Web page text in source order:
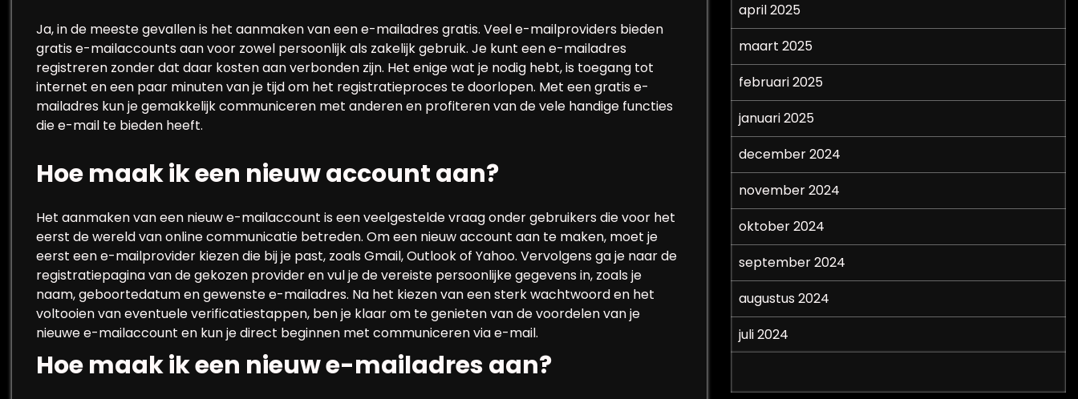
Ja, in de meeste gevallen is het aanmaken van een e-mailadres gratis. Veel e-mailproviders bieden
gratis e-mailaccounts aan voor zowel persoonlijk als zakelijk gebruik. Je kunt een e-mailadres
registreren zonder dat daar kosten aan verbonden zijn. Het enige wat je nodig hebt, is toegang tot
internet en een paar minuten van je tijd om het registratieproces te doorlopen. Met een gratis e-
mailadres kun je gemakkelijk communiceren met anderen en profiteren van de vele handige functies
die e-mail te bieden heeft.
Hoe maak ik een nieuw account aan?
Het aanmaken van een nieuw e-mailaccount is een veelgestelde vraag onder gebruikers die voor het
eerst de wereld van online communicatie betreden. Om een nieuw account aan te maken, moet je
eerst een e-mailprovider kiezen die bij je past, zoals Gmail, Outlook of Yahoo. Vervolgens ga je naar de
registratiepagina van de gekozen provider en vul je de vereiste persoonlijke gegevens in, zoals je
naam, geboortedatum en gewenste e-mailadres. Na het kiezen van een sterk wachtwoord en het
voltooien van eventuele verificatiestappen, ben je klaar om te genieten van de voordelen van je
nieuwe e-mailaccount en kun je direct beginnen met communiceren via e-mail.
Hoe maak ik een nieuw e-mailadres aan?
april 2025
maart 2025
februari 2025
januari 2025
december 2024
november 2024
oktober 2024
september 2024
augustus 2024
juli 2024